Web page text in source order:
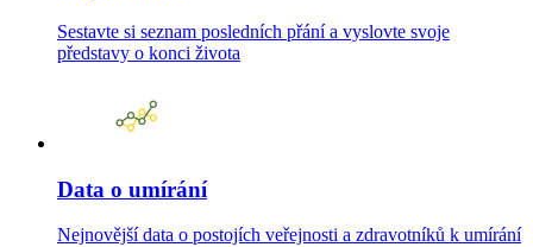
Sestavte si seznam posledních přání a vyslovte svoje
představy o konci života
Data o umírání
Nejnovější data o postojích veřejnosti a zdravotníků k umírání